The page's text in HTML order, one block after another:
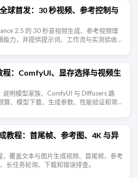
球首发：30 秒视频、参考控制与
2.5 的 30 秒音视频生成、参考视频理
力，并提供提示词、工作流与实测验收方
程：ComfyUI、显存选择与视频生
说明模型家族、ComfyUI 与 Diffusers 路
算、模型下载、生成参数、性能验证和常见
教程：首尾帧、参考图、4K 与异
，覆盖文本与图片生成视频、首尾帧、参考
长任务轮询、下载和错误排查。